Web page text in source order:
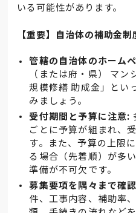
いる可能性があります。
【重要】自治体の補助金
管轄の自治体のホーム
（または府・県） マ
規模修繕 助成金」とい
みましょう。
受付期間と予算に注意:
ごとに予算が組まれ、
す。また、予算の上限
る場合（先着順）が多
準備が不可欠です。
募集要項を隅々まで確
件、工事内容、補助率